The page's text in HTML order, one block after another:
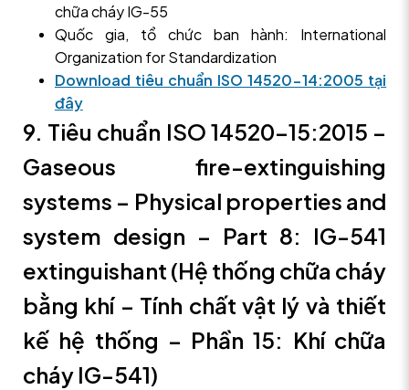
chữa cháy IG-55
Quốc gia, tổ chức ban hành: International
Organization for Standardization
Download tiêu chuẩn ISO 14520-14:2005 tại
đây
9. Tiêu chuẩn ISO 14520-15:2015 –
Gaseous fire-extinguishing
systems – Physical properties and
system design – Part 8: IG-541
extinguishant (Hệ thống chữa cháy
bằng khí – Tính chất vật lý và thiết
kế hệ thống – Phần 15: Khí chữa
cháy IG-541)